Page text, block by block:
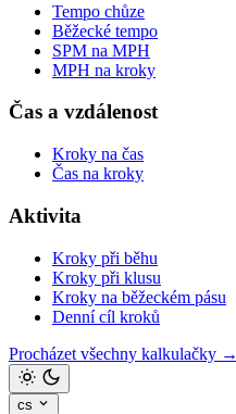
Tempo chůze
Běžecké tempo
SPM na MPH
MPH na kroky
Čas a vzdálenost
Kroky na čas
Čas na kroky
Aktivita
Kroky při běhu
Kroky při klusu
Kroky na běžeckém pásu
Denní cíl kroků
Procházet všechny kalkulačky →
cs